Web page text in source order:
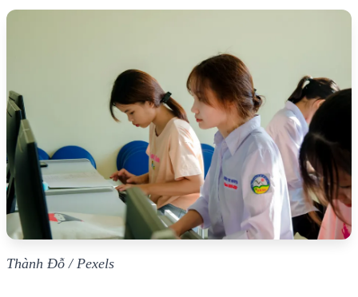
Thành Đỗ / Pexels